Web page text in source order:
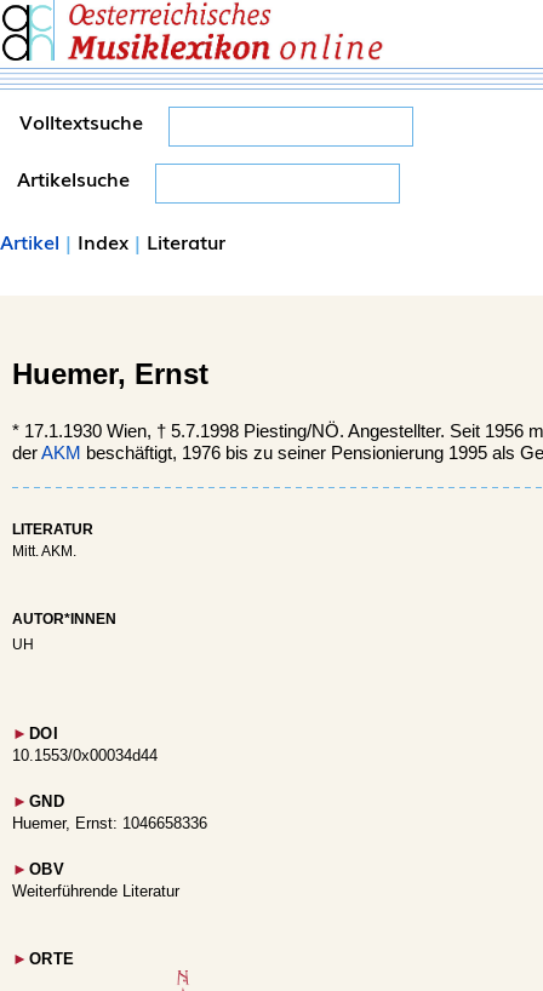
Volltextsuche
Artikelsuche
Artikel | Index | Literatur
Huemer, Ernst
* 17.1.1930 Wien, † 5.7.1998 Piesting/NÖ. Angestellter. Seit 1956
derAKM beschäftigt, 1976 bis zu seiner Pensionierung 1995 als
LITERATUR
Mitt. AKM.
AUTOR*INNEN
UH
► DOI
10.1553/0x00034d44
► GND
Huemer, Ernst: 1046658336
► OBV
Weiterführende Literatur
► ORTE